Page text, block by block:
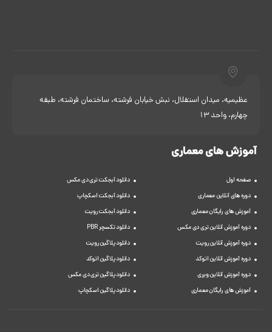
عظیمیه، میدان استقلال، نبش خیابان فرشته، ساختمان فرشته، طبقه
چهارم، واحد 13
آموزش های معماری
صفحه اول
دوره های آنلاین معماری
آموزش های رایگان معماری
دوره آموزش آنلاین تری دی مکس
دوره آموزش آنلاین رویت
دوره آموزش آنلاین اتوکد
دوره آموزش آنلاین ویری
آموزش های رایگان معماری
دانلود آبجکت تری دی مکس
دانلود آبجکت اسکچاپ
دانلود آبجکت رویت
دانلود تکسچر PBR
دانلود پلاگین رویت
دانلود پلاگین اتوکد
دانلود پلاگین تری دی مکس
دانلود پلاگین اسکچاپ